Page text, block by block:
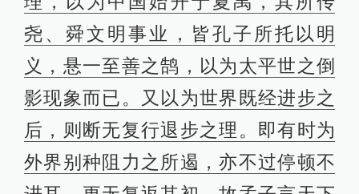
所以讲“世界既经进步之后，则断无复
行退步之理。”很多学者都愿意用理论
证明历史，我们历史学家不相信理论
能证明历史。
梁启超通过日本语言学习西方著作，